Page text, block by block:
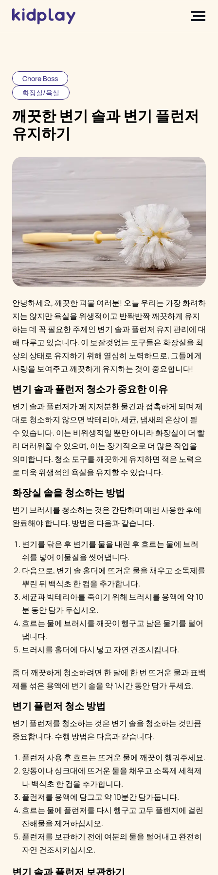
Chore Boss
화장실/욕실
깨끗한 변기 솔과 변기 플런저
유지하기
안녕하세요, 깨끗한 괴물 여러분! 오늘 우리는 가장 화려하
지는 않지만 욕실을 위생적이고 반짝반짝 깨끗하게 유지
하는 데 꼭 필요한 주제인 변기 솔과 플런저 유지 관리에 대
해 다루고 있습니다. 이 보잘것없는 도구들은 화장실을 최
상의 상태로 유지하기 위해 열심히 노력하므로, 그들에게
사랑을 보여주고 깨끗하게 유지하는 것이 중요합니다!
변기 솔과 플런저 청소가 중요한 이유
변기 솔과 플런저가 꽤 지저분한 물건과 접촉하게 되며 제
대로 청소하지 않으면 박테리아, 세균, 냄새의 온상이 될
수 있습니다. 이는 비위생적일 뿐만 아니라 화장실이 더 빨
리 더러워질 수 있으며, 이는 장기적으로 더 많은 작업을
의미합니다. 청소 도구를 깨끗하게 유지하면 적은 노력으
로 더욱 위생적인 욕실을 유지할 수 있습니다.
화장실 솔을 청소하는 방법
변기 브러시를 청소하는 것은 간단하며 매번 사용한 후에
완료해야 합니다. 방법은 다음과 같습니다.
변기를 닦은 후 변기를 물을 내린 후 흐르는 물에 브러
쉬를 넣어 이물질을 씻어냅니다.
다음으로, 변기 솔 홀더에 뜨거운 물을 채우고 소독제를
뿌린 뒤 백식초 한 컵을 추가합니다.
세균과 박테리아를 죽이기 위해 브러시를 용액에 약 10
분 동안 담가 두십시오.
흐르는 물에 브러시를 깨끗이 헹구고 남은 물기를 털어
냅니다.
브러시를 홀더에 다시 넣고 자연 건조시킵니다.
좀 더 깨끗하게 청소하려면 한 달에 한 번 뜨거운 물과 표백
제를 섞은 용액에 변기 솔을 약 1시간 동안 담가 두세요.
변기 플런저 청소 방법
변기 플런저를 청소하는 것은 변기 솔을 청소하는 것만큼
중요합니다. 수행 방법은 다음과 같습니다.
플런저 사용 후 흐르는 뜨거운 물에 깨끗이 헹궈주세요.
양동이나 싱크대에 뜨거운 물을 채우고 소독제 세척제
나 백식초 한 컵을 추가합니다.
플런저를 용액에 담그고 약 10분간 담가둡니다.
흐르는 물에 플런저를 다시 헹구고 고무 플랜지에 걸린
잔해물을 제거하십시오.
플런저를 보관하기 전에 여분의 물을 털어내고 완전히
자연 건조시키십시오.
변기 솔과 플런저 보관하기